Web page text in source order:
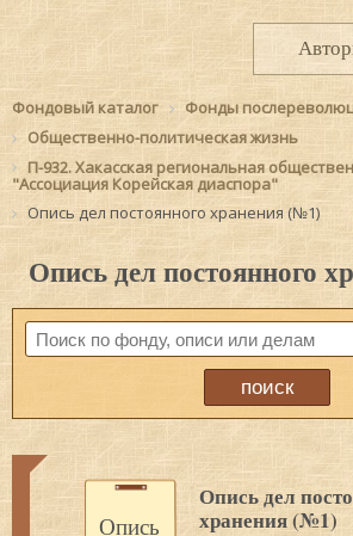
Фондовый каталог
Фонды
Общественно-политическая жизнь
П-932. Хакасская региональная
"Ассоциация Корейская диаспора"
Опись дел постоянного хранения (№1)
Опись дел постоянного
Опись
Опись дел
хранения (№1)